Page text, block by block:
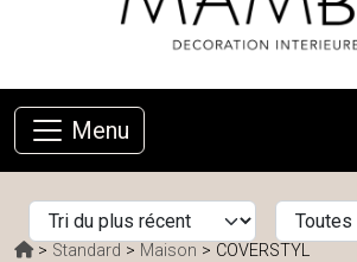
Menu
> Standard > Maison > COVERSTYL